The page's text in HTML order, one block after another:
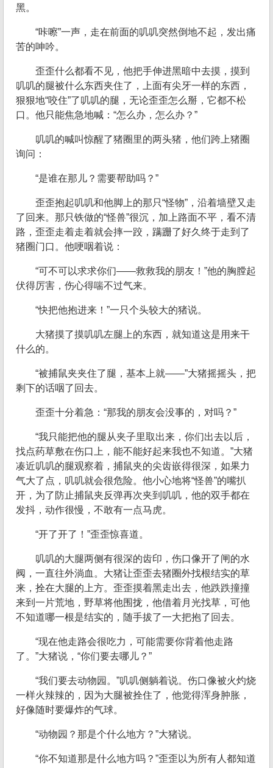
黑。
“咔嚓”一声，走在前面的叽叽突然倒地不起，发出痛
苦的呻吟。
歪歪什么都看不见，他把手伸进黑暗中去摸，摸到
叽叽的腿被什么东西夹住了，上面有尖牙一样的东西，
狠狠地“咬住”了叽叽的腿，无论歪歪怎么掰，它都不松
口。他只能焦急地喊：“怎么办，怎么办？”
叽叽的喊叫惊醒了猪圈里的两头猪，他们跨上猪圈
询问：
“是谁在那儿？需要帮助吗？”
歪歪抱起叽叽和他脚上的那只“怪物”，沿着墙壁又走
了回来。那只铁做的“怪兽”很沉，加上路面不平，看不清
路，歪歪走着走着就会摔一跤，蹒跚了好久终于走到了
猪圈门口。他哽咽着说：
“可不可以求求你们——救救我的朋友！”他的胸膛起
伏得厉害，伤心得喘不过气来。
“快把他抱进来！”一只个头较大的猪说。
大猪摸了摸叽叽左腿上的东西，就知道这是用来干
什么的。
“被捕鼠夹夹住了腿，基本上就——”大猪摇摇头，把
剩下的话咽了回去。
歪歪十分着急：“那我的朋友会没事的，对吗？”
“我只能把他的腿从夹子里取出来，你们出去以后，
找点药草敷在伤口上，能不能好起来我也不知道。”大猪
凑近叽叽的腿观察着，捕鼠夹的尖齿嵌得很深，如果力
气大了点，叽叽就会很危险。他小心地将“怪兽”的嘴扒
开，为了防止捕鼠夹反弹再次夹到叽叽，他的双手都在
发抖，动作很慢，不敢有一点马虎。
“开了开了！”歪歪惊喜道。
叽叽的大腿两侧有很深的齿印，伤口像开了闸的水
阀，一直往外淌血。大猪让歪歪去猪圈外找根结实的草
来，拴在大腿的上方。歪歪摸着黑走出去，他跌跌撞撞
来到一片荒地，野草将他围拢，他借着月光找草，可他
不知道哪一根是结实的，随手拔了一大把抱了回去。
“现在他走路会很吃力，可能需要你背着他走路
了。”大猪说，“你们要去哪儿？”
“我们要去动物园。”叽叽侧躺着说。伤口像被火灼烧
一样火辣辣的，因为大腿被拴住了，他觉得浑身肿胀，
好像随时要爆炸的气球。
“动物园？那是个什么地方？”大猪说。
“你不知道那是什么地方吗？”歪歪以为所有人都知道